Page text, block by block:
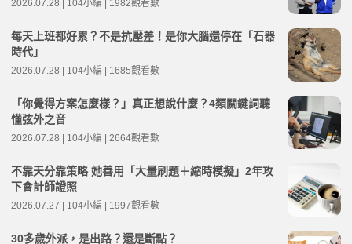
2026.07.28 | 104小編 | 1982觀看數
每天上班都好累？不是抗壓差！是你大腦還停在「石器
時代」
2026.07.28 | 104小編 | 1685觀看數
「你覺得方案怎麼樣？」真正想說什麼？4類關鍵詞聽
懂弦外之音
2026.07.28 | 104小編 | 2664觀看數
不靠天分靠策略 她善用「大量刷題＋縮時模擬」2年攻
下會計師證照
2026.07.27 | 104小編 | 1997觀看數
30多歲外派，是出路？還是斷點？